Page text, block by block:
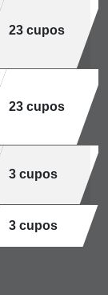
23 cupos
23 cupos
3 cupos
3 cupos